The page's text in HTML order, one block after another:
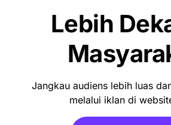
Lebih
Jangkau audiens lebih luas
melalui iklan di